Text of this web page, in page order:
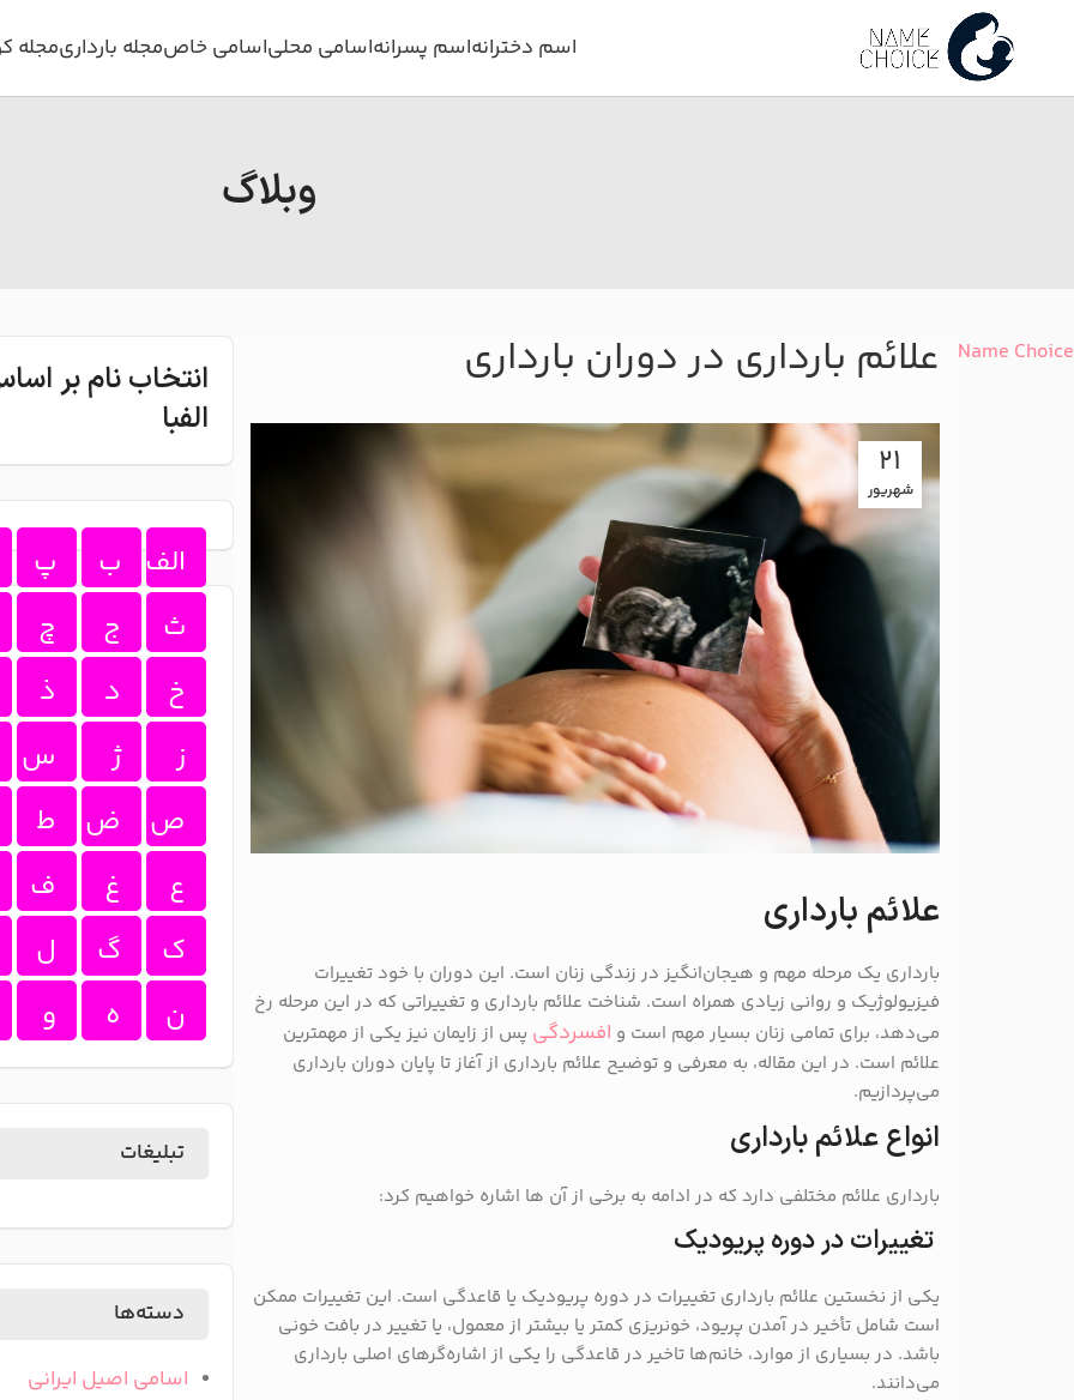
اسم دخترانهاسم پسرانهاسامی محلیاسامی خاصمجله بارداریمجله
وبلاگ
Name Choice علائم بارداری در دوران بارداری
21
شهریور
علائم بارداری
بارداری یک مرحله مهم و هیجان‌انگیز در زندگی زنان است. این دوران با خود تغییرات
فیزیولوژیک و روانی زیادی همراه است. شناخت علائم بارداری و تغییراتی که در این مرحله رخ
می‌دهد، برای تمامی زنان بسیار مهم است و افسردگی پس از زایمان نیز یکی از مهمترین
علائم است. در این مقاله، به معرفی و توضیح علائم بارداری از آغاز تا پایان دوران بارداری
می‌پردازیم.
انواع علائم بارداری
بارداری علائم مختلفی دارد که در ادامه به برخی از آن ها اشاره خواهیم کرد:
تغییرات در دوره پریودیک
یکی از نخستین علائم بارداری تغییرات در دوره پریودیک یا قاعدگی است. این تغییرات ممکن
است شامل تأخیر در آمدن پریود، خونریزی کمتر یا بیشتر از معمول، یا تغییر در بافت خونی
باشد. در بسیاری از موارد، خانم‌ها تاخیر در قاعدگی را یکی از اشاره‌گرهای اصلی بارداری
می‌دانند.
انتخاب نام بر
الفبا
الف ب
پ
ث
ج
چ
خ
د
ذ
ز
ژ
س
ص
ض
ط
ع
غ
ف
ک
گ
ل
ن
ه و
تبلیغات
دسته‌ها
اسامی اصیل ایرانی